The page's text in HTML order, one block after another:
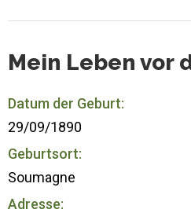
Mein Leben vor
Datum der Geburt:
29/09/1890
Geburtsort:
Soumagne
Adresse: